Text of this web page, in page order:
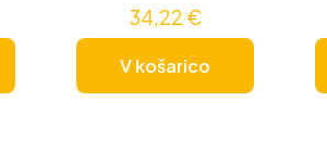
34,22 €
V košarico